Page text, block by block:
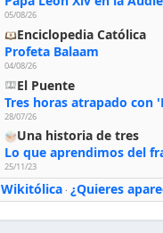
05/08/26
Enciclopedia Católica
Profeta Balaam
04/08/26
El Puente
28/07/26
Una historia de tres
25/11/23
Wikitólica· ¿Quieres